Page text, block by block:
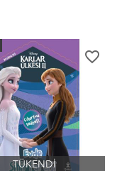
favorite_border
TÜKENDİ